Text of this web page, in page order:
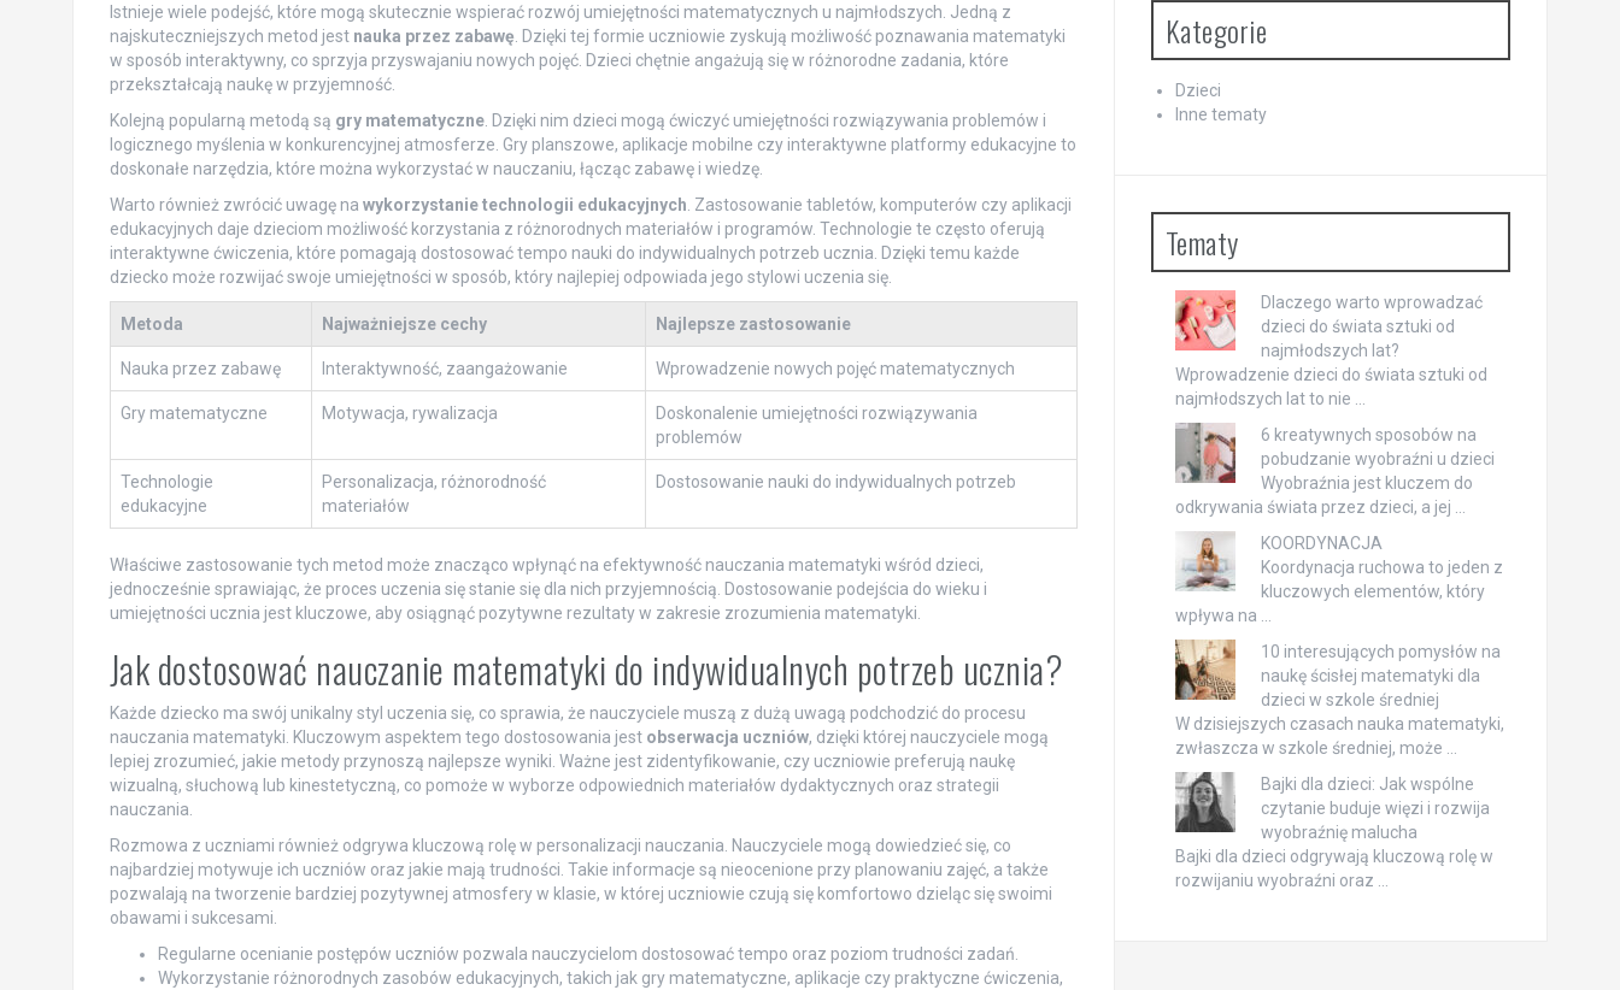
Istnieje wiele podejść, które mogą skutecznie wspierać rozwój umiejętności matematycznych u najmłodszych. Jedną z
najskuteczniejszych metod jest nauka przez zabawę . Dzięki tej formie uczniowie zyskują możliwość poznawania matematyki
w sposób interaktywny, co sprzyja przyswajaniu nowych pojęć. Dzieci chętnie angażują się w różnorodne zadania, które
przekształcają naukę w przyjemność.
Kolejną popularną metodą są gry matematyczne. Dzięki nim dzieci mogą ćwiczyć umiejętności rozwiązywania problemów i
logicznego myślenia w konkurencyjnej atmosferze. Gry planszowe, aplikacje mobilne czy interaktywne platformy edukacyjne to
doskonałe narzędzia, które można wykorzystać w nauczaniu, łącząc zabawę i wiedzę.
Warto również zwrócić uwagę na wykorzystanie technologii edukacyjnych . Zastosowanie tabletów, komputerów czy aplikacji
edukacyjnych daje dzieciom możliwość korzystania z różnorodnych materiałów i programów. Technologie te często oferują
interaktywne ćwiczenia, które pomagają dostosować tempo nauki do indywidualnych potrzeb ucznia. Dzięki temu każde
dziecko może rozwijać swoje umiejętności w sposób, który najlepiej odpowiada jego stylowi uczenia się.
Metoda Najważniejsze cechy Najlepsze zastosowanie
Nauka przez zabawę Interaktywność, zaangażowanie Wprowadzenie nowych pojęć matematycznych
Gry matematyczne Motywacja, rywalizacja
Doskonalenie umiejętności rozwiązywania
problemów
Technologie
edukacyjne
Personalizacja, różnorodność
materiałów
Dostosowanie nauki do indywidualnych potrzeb
Właściwe zastosowanie tych metod może znacząco wpłynąć na efektywność nauczania matematyki wśród dzieci,
jednocześnie sprawiając, że proces uczenia się stanie się dla nich przyjemnością. Dostosowanie podejścia do wieku i
umiejętności ucznia jest kluczowe, aby osiągnąć pozytywne rezultaty w zakresie zrozumienia matematyki.
Jak dostosować nauczanie matematyki do indywidualnych potrzeb ucznia?
Każde dziecko ma swój unikalny styl uczenia się, co sprawia, że nauczyciele muszą z dużą uwagą podchodzić do procesu
nauczania matematyki. Kluczowym aspektem tego dostosowania jest obserwacja uczniów, dzięki której nauczyciele mogą
lepiej zrozumieć, jakie metody przynoszą najlepsze wyniki. Ważne jest zidentyfikowanie, czy uczniowie preferują naukę
wizualną, słuchową lub kinestetyczną, co pomoże w wyborze odpowiednich materiałów dydaktycznych oraz strategii
nauczania.
Rozmowa z uczniami również odgrywa kluczową rolę w personalizacji nauczania. Nauczyciele mogą dowiedzieć się, co
najbardziej motywuje ich uczniów oraz jakie mają trudności. Takie informacje są nieocenione przy planowaniu zajęć, a także
pozwalają na tworzenie bardziej pozytywnej atmosfery w klasie, w której uczniowie czują się komfortowo dzieląc się swoimi
obawami i sukcesami.
Regularne ocenianie postępów uczniów pozwala nauczycielom dostosować tempo oraz poziom trudności zadań.
Wykorzystanie różnorodnych zasobów edukacyjnych, takich jak gry matematyczne, aplikacje czy praktyczne ćwiczenia,
Kategorie
Dzieci
Inne tematy
Tematy
Dlaczego warto wprowadzać
dzieci do świata sztuki od
najmłodszych lat?
Wprowadzenie dzieci do świata sztuki od
najmłodszych lat to nie …
6 kreatywnych sposobów na
pobudzanie wyobraźni u dzieci
Wyobraźnia jest kluczem do
odkrywania świata przez dzieci, a jej …
KOORDYNACJA
Koordynacja ruchowa to jeden z
kluczowych elementów, który
wpływa na …
10 interesujących pomysłów na
naukę ścisłej matematyki dla
dzieci w szkole średniej
W dzisiejszych czasach nauka matematyki,
zwłaszcza w szkole średniej, może …
Bajki dla dzieci: Jak wspólne
czytanie buduje więzi i rozwija
wyobraźnię malucha
Bajki dla dzieci odgrywają kluczową rolę w
rozwijaniu wyobraźni oraz …